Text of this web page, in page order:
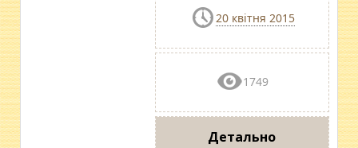
20 квітня 2015
1749
Детально